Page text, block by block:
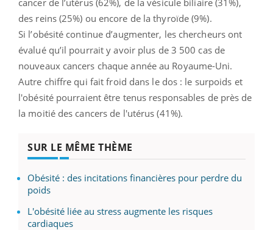
des reins (25%) ou encore de la thyroïde (9%).
Si l’obésité continue d’augmenter, les chercheurs ont
évalué qu’il pourrait y avoir plus de 3 500 cas de
nouveaux cancers chaque année au Royaume-Uni.
Autre chiffre qui fait froid dans le dos : le surpoids et
l'obésité pourraient être tenus responsables de près de
la moitié des cancers de l'utérus (41%).
SUR LE MÊME THÈME
Obésité : des incitations financières pour perdre du
poids
L'obésité liée au stress augmente les risques
cardiaques